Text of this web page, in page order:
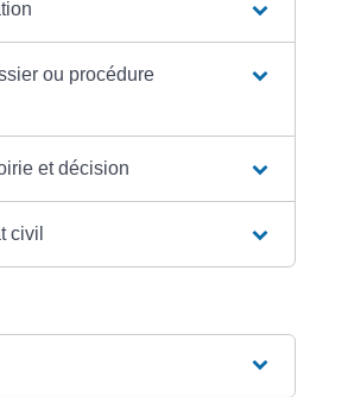
ou procédure
et décision
civil